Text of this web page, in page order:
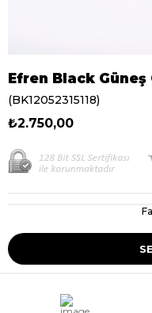
Efren Black Güneş
(BK12052315118)
₺2.750,00